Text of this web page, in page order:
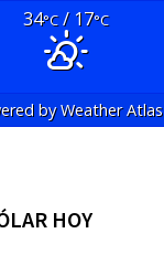
34°C/ 17°C
byWeather Atlas
HOY